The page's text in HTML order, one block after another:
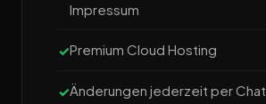
Impressum
Premium Cloud Hosting
Änderungen jederzeit per Chat